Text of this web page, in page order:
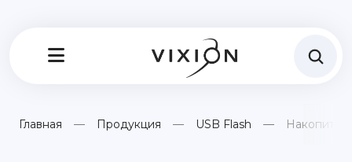
Главная Продукция USB Flash